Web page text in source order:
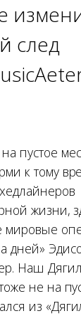
след
пустое
к тому
жизни,
мировые
дней»
Наш
не на
из